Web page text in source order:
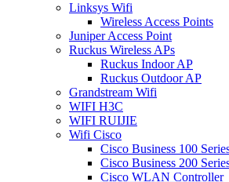
Linksys Wifi
Wireless Access Points
Juniper Access Point
Ruckus Wireless APs
Ruckus Indoor AP
Ruckus Outdoor AP
Grandstream Wifi
WIFI H3C
WIFI RUIJIE
Wifi Cisco
Cisco Business 100
Cisco Business 200
Cisco WLAN Controller